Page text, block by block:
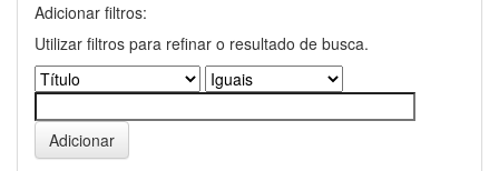
Adicionar filtros:
Utilizar filtros para refinar o resultado de busca.